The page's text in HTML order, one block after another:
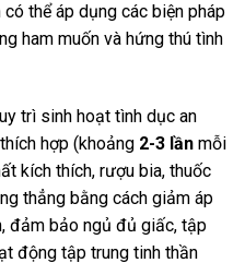
thể áp dụng các biện pháp
ham muốn và hứng thú tình
trì sinh hoạt tình dục an
hợp (khoảng 2-3 lần mỗi
kích thích, rượu bia, thuốc
thẳng bằng cách giảm áp
đảm bảo ngủ đủ giấc, tập
động tập trung tinh thần